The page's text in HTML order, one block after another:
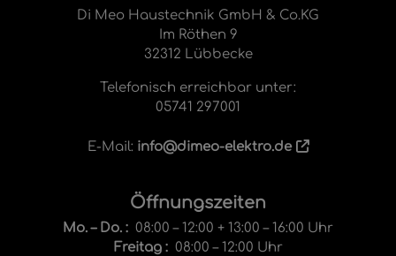
Di Meo Haustechnik GmbH & Co.KG
Im Röthen 9
32312 Lübbecke
Telefonisch erreichbar unter:
05741 297001
E-Mail: info@dimeo-elektro.de
Öffnungszeiten
Mo. – Do. : 08:00 – 12:00 + 13:00 – 16:00 Uhr
Freitag :08:00 – 12:00 Uhr